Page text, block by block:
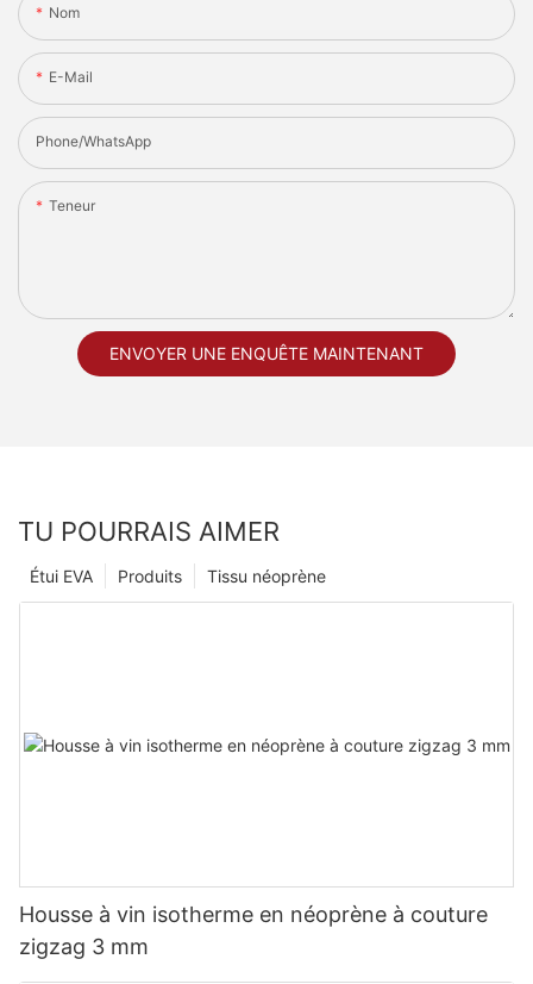
Nom
E-Mail
Phone/whatsApp
Teneur
ENVOYER UNE ENQUÊTE MAINTENANT
TU POURRAIS AIMER
Tissu néoprène
Produits
Étui EVA
Housse à vin isotherme en néoprène à couture
zigzag 3 mm